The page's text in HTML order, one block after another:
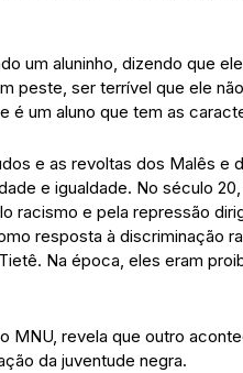
um aluninho, dizendo que
peste, ser terrível que ele
um aluno que tem as
e as revoltas dos Malês e
e igualdade. No século
racismo e pela repressão
resposta à discriminação
Na época, eles eram
MNU, revela que outro
da juventude negra.